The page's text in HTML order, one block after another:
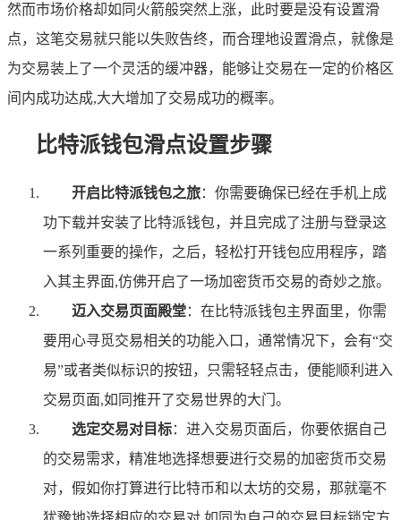
然而市场价格却如同火箭般突然上涨，此时要是没有设置滑
点，这笔交易就只能以失败告终，而合理地设置滑点，就像是
为交易装上了一个灵活的缓冲器，能够让交易在一定的价格区
间内成功达成,大大增加了交易成功的概率。
比特派钱包滑点设置步骤
开启比特派钱包之旅：你需要确保已经在手机上成
功下载并安装了比特派钱包，并且完成了注册与登录这
一系列重要的操作，之后，轻松打开钱包应用程序，踏
入其主界面,仿佛开启了一场加密货币交易的奇妙之旅。
迈入交易页面殿堂：在比特派钱包主界面里，你需
要用心寻觅交易相关的功能入口，通常情况下，会有“交
易”或者类似标识的按钮，只需轻轻点击，便能顺利进入
交易页面,如同推开了交易世界的大门。
选定交易对目标：进入交易页面后，你要依据自己
的交易需求，精准地选择想要进行交易的加密货币交易
对，假如你打算进行比特币和以太坊的交易，那就毫不